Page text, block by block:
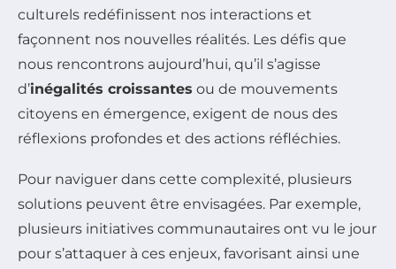
culturels redéfinissent nos interactions et
façonnent nos nouvelles réalités. Les défis que
nous rencontrons aujourd’hui, qu’il s’agisse
d’inégalités croissantes ou de mouvements
citoyens en émergence, exigent de nous des
réflexions profondes et des actions réfléchies.
Pour naviguer dans cette complexité, plusieurs
solutions peuvent être envisagées. Par exemple,
plusieurs initiatives communautaires ont vu le jour
pour s’attaquer à ces enjeux, favorisant ainsi une